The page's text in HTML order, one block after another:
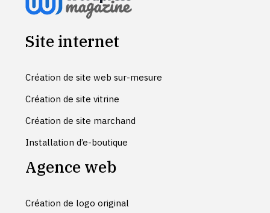
Site internet
Création de site web sur-mesure
Création de site vitrine
Création de site marchand
Installation d’e-boutique
Agence web
Création de logo original